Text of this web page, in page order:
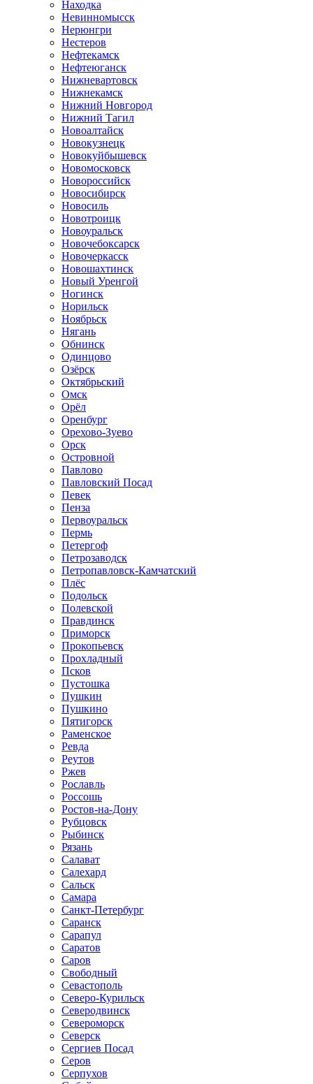
Находка
Невинномысск
Нерюнгри
Нестеров
Нефтекамск
Нефтеюганск
Нижневартовск
Нижнекамск
Нижний Новгород
Нижний Тагил
Новоалтайск
Новокузнецк
Новокуйбышевск
Новомосковск
Новороссийск
Новосибирск
Новосиль
Новотроицк
Новоуральск
Новочебоксарск
Новочеркасск
Новошахтинск
Новый Уренгой
Ногинск
Норильск
Ноябрьск
Нягань
Обнинск
Одинцово
Озёрск
Октябрьский
Омск
Орёл
Оренбург
Орехово-Зуево
Орск
Островной
Павлово
Павловский Посад
Певек
Пенза
Первоуральск
Пермь
Петергоф
Петрозаводск
Петропавловск-Камчатский
Плёс
Подольск
Полевской
Правдинск
Приморск
Прокопьевск
Прохладный
Псков
Пустошка
Пушкин
Пушкино
Пятигорск
Раменское
Ревда
Реутов
Ржев
Рославль
Россошь
Ростов-на-Дону
Рубцовск
Рыбинск
Рязань
Салават
Салехард
Сальск
Самара
Санкт-Петербург
Саранск
Сарапул
Саратов
Саров
Свободный
Севастополь
Северо-Курильск
Северодвинск
Североморск
Северск
Сергиев Посад
Серов
Серпухов